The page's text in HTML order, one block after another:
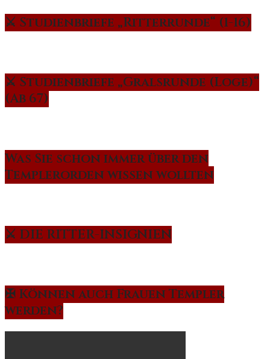
⚔️ Studienbriefe „Ritterrunde“ (1-16)
⚔️ Studienbriefe „Gralsrunde (Loge)“
(Ab 67)
Was Sie schon immer über den
Templerorden wissen wollten
⚔️ DIE RITTER-INSIGNIEN
✠ Können auch Frauen Templer
werden?